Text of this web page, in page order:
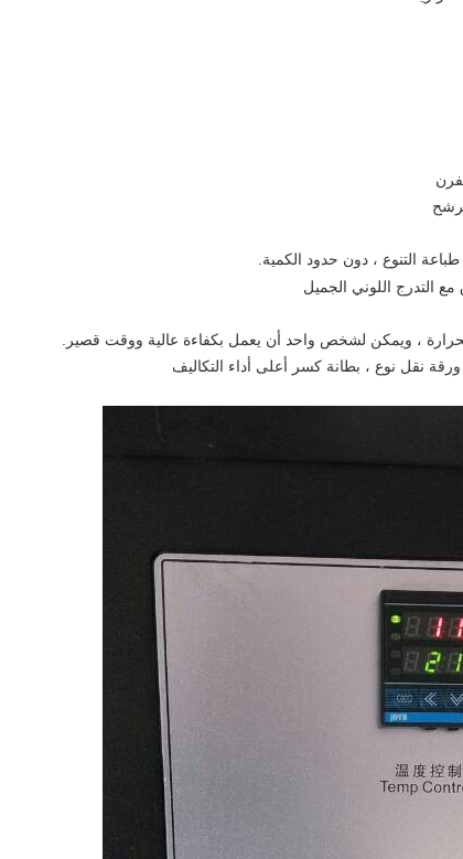
التنوع ، دون حدود الكمية.
التدرج اللوني الجميل
، ويمكن لشخص واحد أن يعمل بكفاءة عالية ووقت قصير.
نقل نوع ، بطانة كسر أعلى أداء التكاليف